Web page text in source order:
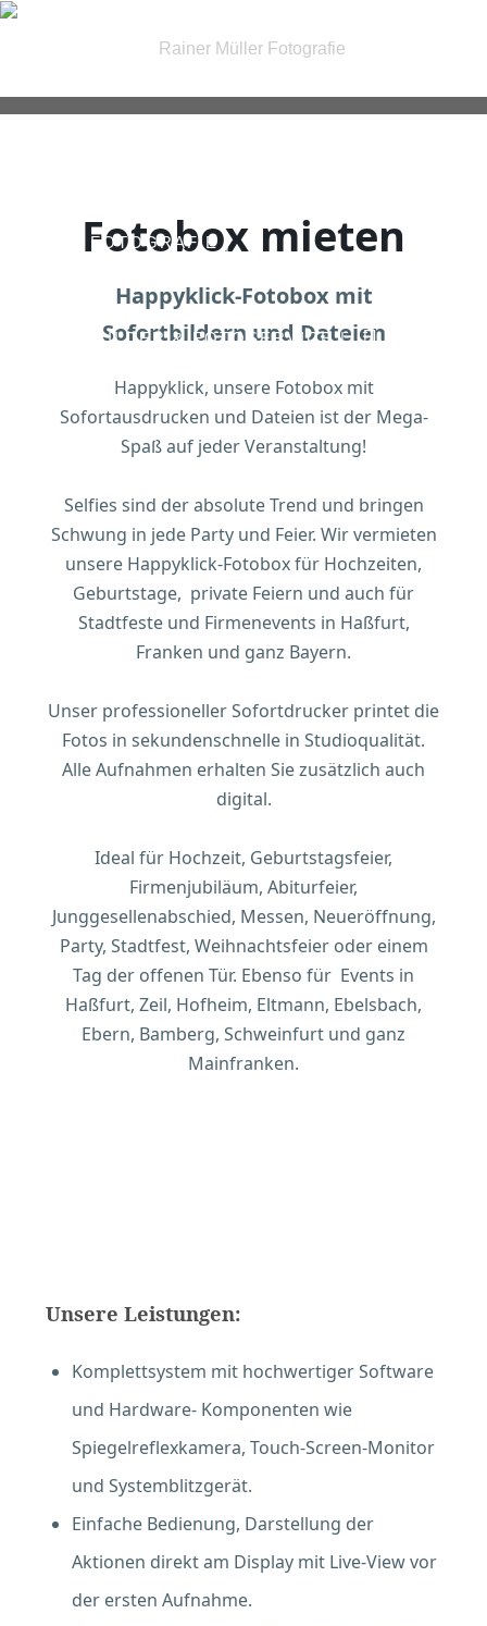
| IRIS FOTOGRAFIE |
| PASSBILDER & FOTOSERVICE |
Fotobox mieten
Happyklick-Fotobox mit
Sofortbildern und Dateien
Happyklick, unsere Fotobox mit
Sofortausdrucken und Dateien ist der Mega-
Spaß auf jeder Veranstaltung!
Selfies sind der absolute Trend und bringen
Schwung in jede Party und Feier. Wir vermieten
unsere Happyklick-Fotobox für Hochzeiten,
Geburtstage, private Feiern und auch für
Stadtfeste und Firmenevents in Haßfurt,
Franken und ganz Bayern.
Unser professioneller Sofortdrucker printet die
Fotos in sekundenschnelle in Studioqualität.
Alle Aufnahmen erhalten Sie zusätzlich auch
digital.
Ideal für Hochzeit, Geburtstagsfeier,
Firmenjubiläum, Abiturfeier,
Junggesellenabschied, Messen, Neueröffnung,
Party, Stadtfest, Weihnachtsfeier oder einem
Tag der offenen Tür. Ebenso für Events in
Haßfurt, Zeil, Hofheim, Eltmann, Ebelsbach,
Ebern, Bamberg, Schweinfurt und ganz
Mainfranken.
Unsere Leistungen:
Komplettsystem mit hochwertiger Software
und Hardware- Komponenten wie
Spiegelreflexkamera, Touch-Screen-Monitor
und Systemblitzgerät.
Einfache Bedienung, Darstellung der
Aktionen direkt am Display mit Live-View vor
der ersten Aufnahme.